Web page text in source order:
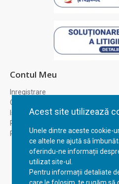
Acest site utilizează
Unele dintre aceste cookie-
ce altele ne ajută să
oferindu-ne informații
utilizat site-ul.
Pentru informații detaliate
Contul Meu
Inregistrare
Contul meu
Istoric comenzi
Recuperare parola
Returnare produs